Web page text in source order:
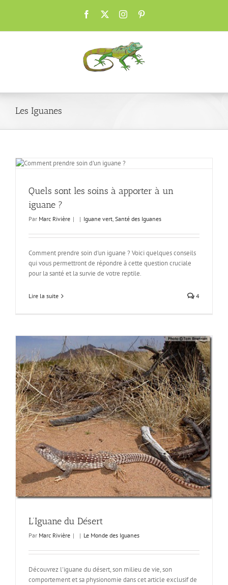
Facebook Instagram
Les Iguanes
Quels sont les soins à apporter à un
iguane ?
Par Marc Rivière | | Iguane vert, Santé des Iguanes
Comment prendre soin d'un iguane ? Voici quelques conseils
qui vous permettront de répondre à cette question cruciale
pour la santé et la survie de votre reptile.
Lire la suite 4
L’Iguane du Désert
Par Marc Rivière | | Le Monde des Iguanes
Découvrez l'iguane du désert, son milieu de vie, son
comportement et sa physionomie dans cet article exclusif de